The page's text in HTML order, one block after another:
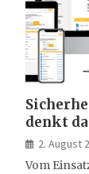
denkt
HSE-
hybrid
2. August
Vom